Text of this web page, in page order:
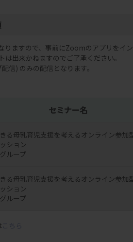
ますので、事前にZoomのアプリをイ
出来かねますのでご了承ください。
信) のみの配信となります。
セミナー名
る母乳育児支援を考えるオンライン参加
ション
ループ
る母乳育児支援を考えるオンライン参加
ション
ループ